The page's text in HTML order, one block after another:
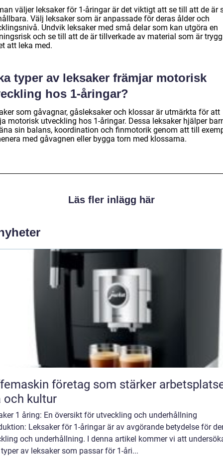
väljer leksaker för 1-åringar är det viktigt att se till att de är
Välj leksaker som är anpassade för deras ålder och
Undvik leksaker med små delar som kan utgöra en
och se till att de är tillverkade av material som är
att leka med.
typer av leksaker främjar motorisk
hos 1-åringar?
som gåvagnar, gåsleksaker och klossar är utmärkta för att
motorisk utveckling hos 1-åringar. Dessa leksaker hjälper
sin balans, koordination och finmotorik genom att till
med gåvagnen eller bygga torn med klossarna.
Läs fler inlägg här
företag som stärker
och kultur
1 åring: En översikt för utveckling och underhållning
Leksaker för 1-åringar är av avgörande betydelse för
och underhållning. I denna artikel kommer vi att
av leksaker som passar för 1-åri...